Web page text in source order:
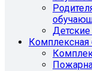
Комплексная